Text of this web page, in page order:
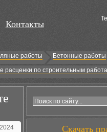
Контакты
работы
Бетонные работы
расценки по строительным
Скачать